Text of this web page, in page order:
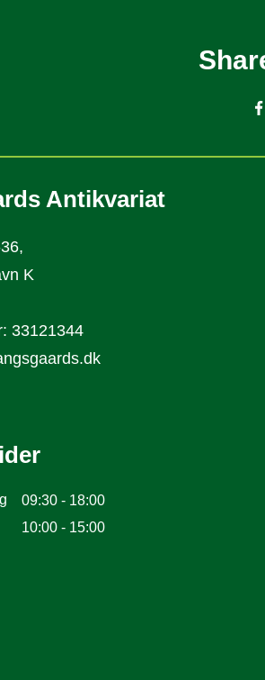
Antikvariat
K
33121344
09:30 - 18:00
10:00 - 15:00